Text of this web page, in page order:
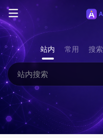
站内 常用 搜索